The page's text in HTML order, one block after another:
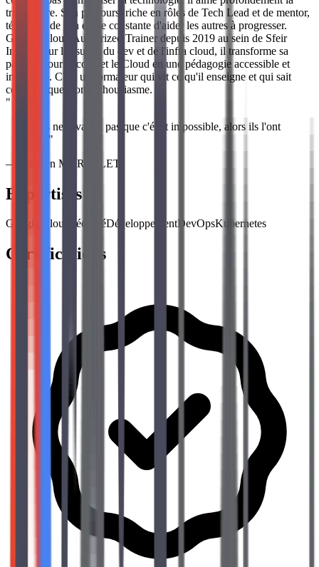
transmettre. Son parcours, riche en rôles de Tech Lead et de mentor,
témoigne de son envie constante d'aider les autres à progresser.
Google Cloud Authorized Trainer depuis 2019 au sein de Sfeir
Institute sur les sujets du dev et de l'infra cloud, il transforme sa
passion pour le code et le Cloud en une pédagogie accessible et
inspirante. C'est un formateur qui vit ce qu'il enseigne et qui sait
communiquer son enthousiasme.
"
Ils ne savaient pas que c'était impossible, alors ils l'ont
"
—
Damien MORELLET
Expertises
Google Cloud SécuritéDéveloppementDevOpsKubernetes
Certifications